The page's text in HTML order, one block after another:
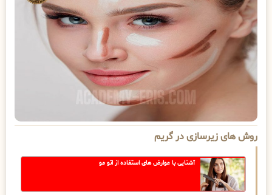
روش های زیرسازی در گریم
آشنایی با عوارض های استفاده از اتو مو